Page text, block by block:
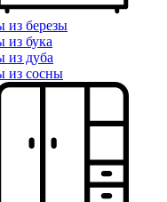
из березы
из бука
из дуба
из сосны